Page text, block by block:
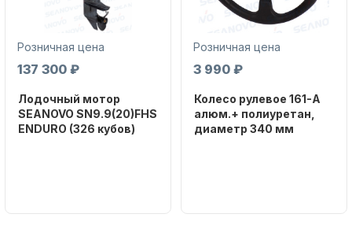
Розничная цена
137 300 ₽
Лодочный мотор
SEANOVO SN9.9(20)FHS
ENDURO (326 кубов)
Розничная цена
3 990 ₽
Колесо рулевое 161-A
алюм.+ полиуретан,
диаметр 340 мм